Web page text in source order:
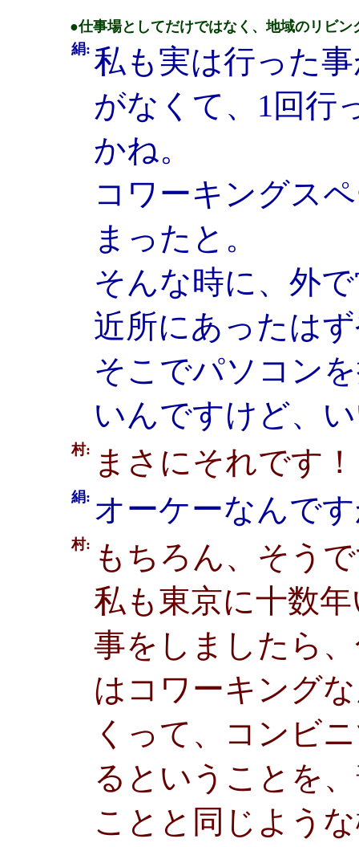
●仕事場としてだけではなく、地域のリビン
絹: 私も実は行った
がなくて、1回行
かね。
コワーキングス
まったと。
そんな時に、外
近所にあったは
そこでパソコン
いんですけど、
村: まさにそれです！
絹: オーケーなんで
村: もちろん、そう
私も東京に十数
事をしましたら
はコワーキング
くって、コンビ
るということを
ことと同じよう